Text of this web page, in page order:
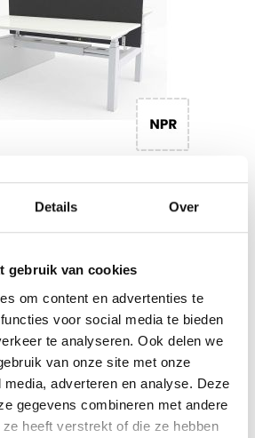
Details Over
gebruik van cookies
om content en advertenties te
voor social media te bieden
te analyseren. Ook delen we
van onze site met onze
adverteren en analyse. Deze
gegevens combineren met andere
heeft verstrekt of die ze hebben